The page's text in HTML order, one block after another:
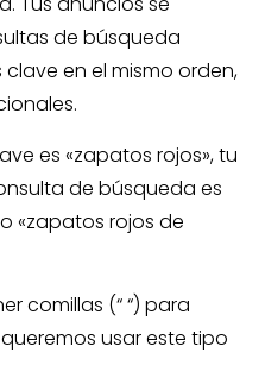
de búsqueda
en el mismo orden,
es «zapatos rojos», tu
de búsqueda es
«zapatos rojos de
comillas (“ “) para
usar este tipo